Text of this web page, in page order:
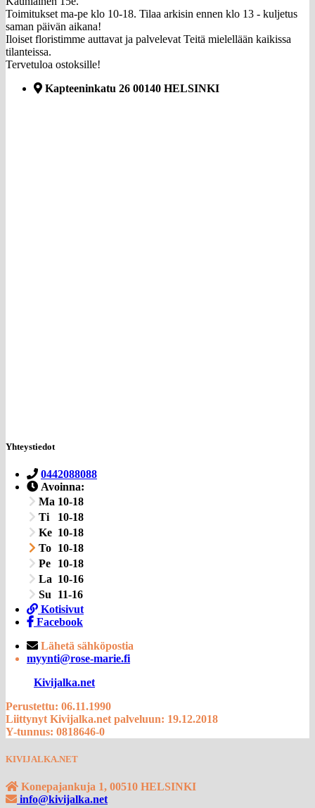
Toimitukset ma-pe klo 10-18. Tilaa arkisin ennen klo 13 - kuljetus
saman päivän aikana!
Iloiset floristimme auttavat ja palvelevat Teitä mielellään kaikissa
tilanteissa.
Tervetuloa ostoksille!
Kapteeninkatu 26 00140 HELSINKI
Yhteystiedot
0442088088
Avoinna:
Ma 10-18
Ti
10-18
Ke 10-18
To 10-18
Pe
10-18
La 10-16
Su
11-16
Kotisivut
Facebook
Lähetä sähköpostia
myynti@rose-marie.fi
Kivijalka.net
Perustettu: 06.11.1990
Liittynyt Kivijalka.net palveluun: 19.12.2018
Y-tunnus: 0818646-0
KIVIJALKA.NET
Konepajankuja 1, 00510 HELSINKI
info@kivijalka.net